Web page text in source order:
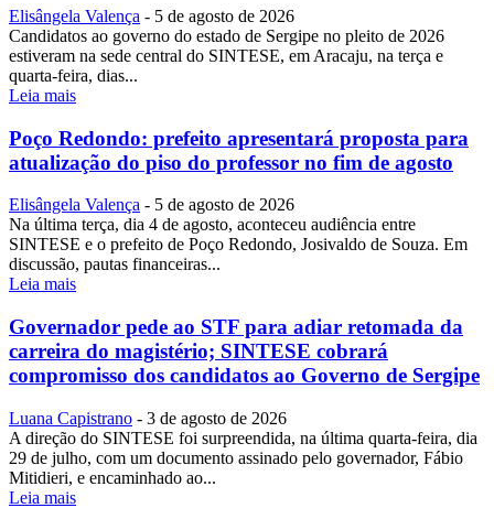
Elisângela Valença - 5 de agosto de 2026
Candidatos ao governo do estado de Sergipe no pleito de 2026
estiveram na sede central do SINTESE, em Aracaju, na terça e
quarta-feira, dias...
Leia mais
Poço Redondo: prefeito apresentará proposta para
atualização do piso do professor no fim de agosto
Elisângela Valença - 5 de agosto de 2026
Na última terça, dia 4 de agosto, aconteceu audiência entre
SINTESE e o prefeito de Poço Redondo, Josivaldo de Souza. Em
discussão, pautas financeiras...
Leia mais
Governador pede ao STF para adiar retomada da
carreira do magistério; SINTESE cobrará
compromisso dos candidatos ao Governo de Sergipe
Luana Capistrano - 3 de agosto de 2026
A direção do SINTESE foi surpreendida, na última quarta-feira, dia
29 de julho, com um documento assinado pelo governador, Fábio
Mitidieri, e encaminhado ao...
Leia mais